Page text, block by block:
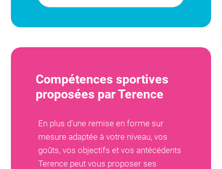
Compétences sportives
proposées parTerence
En plus d'une remise en forme sur
mesure adaptée à votre niveau, vos
goûts, vos objectifs et vos antécédents
Terence peut vous proposer ses